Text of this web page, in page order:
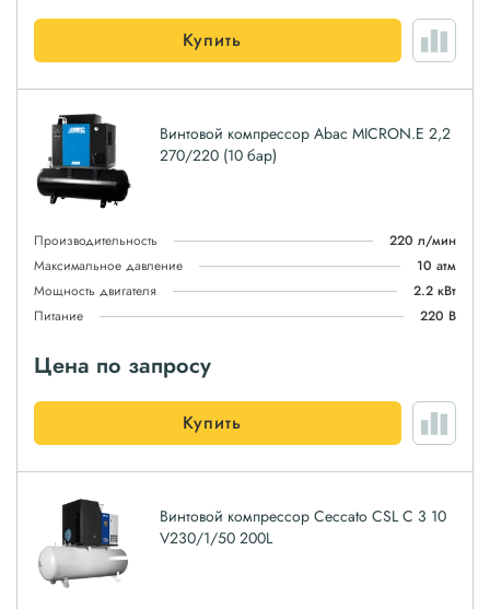
Купить
Винтовой компрессор Abac MICRON.E 2,2
270/220 (10 бар)
Производительность
220 л/мин
Максимальное давление
10 атм
Мощность двигателя
2.2 кВт
Питание
220 В
Цена по запросу
Купить
Винтовой компрессор Ceccato CSL C 3 10
V230/1/50 200L